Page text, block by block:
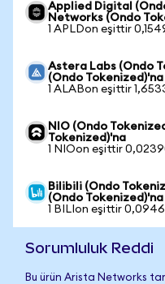
Applied Digital
Networks (Ondo
1 APLDon eşittir
Astera Labs (Ondo
(Ondo Tokenized)'na
1 ALABon eşittir
NIO (Ondo
Tokenized)'na
1 NIOon eşittir
Bilibili (Ondo
(Ondo Tokenized)'na
1 BILIon eşittir
Sorumluluk Reddi
Bu ürün Arista Networks